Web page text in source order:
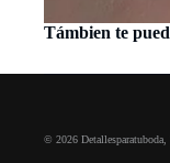
Támbien te
© 2026 Detallesparatuboda